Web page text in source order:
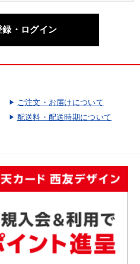
・ログイン
ご注文・お届けについて
配送料・配送時期について